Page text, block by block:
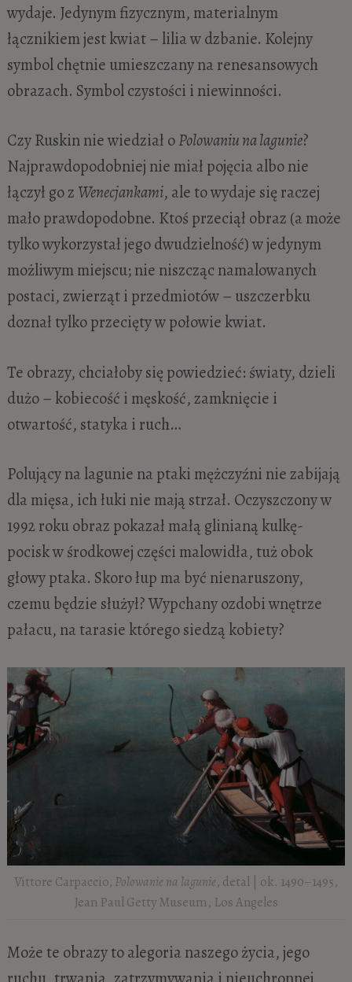
wydaje. Jedynym fizycznym, materialnym
łącznikiem jest kwiat – lilia w dzbanie. Kolejny
symbol chętnie umieszczany na renesansowych
obrazach. Symbol czystości i niewinności.
Czy Ruskin nie wiedział oPolowaniu na lagunie?
Najprawdopodobniej nie miał pojęcia albo nie
łączył go z Wenecjankami, ale to wydaje się raczej
mało prawdopodobne. Ktoś przeciął obraz (a może
tylko wykorzystał jego dwudzielność) w jedynym
możliwym miejscu; nie niszcząc namalowanych
postaci, zwierząt i przedmiotów – uszczerbku
doznał tylko przecięty w połowie kwiat.
Te obrazy, chciałoby się powiedzieć: światy, dzieli
dużo – kobiecość i męskość, zamknięcie i
otwartość, statyka i ruch…
Polujący na lagunie na ptaki mężczyźni nie zabijają
dla mięsa, ich łuki nie mają strzał. Oczyszczony w
1992 roku obraz pokazał małą glinianą kulkę-
pocisk w środkowej części malowidła, tuż obok
głowy ptaka. Skoro łup ma być nienaruszony,
czemu będzie służył? Wypchany ozdobi wnętrze
pałacu, na tarasie którego siedzą kobiety?
Vittore Carpaccio, Polowanie na lagunie, detal | ok. 1490–1495,
Jean Paul Getty Museum, Los Angeles
Może te obrazy to alegoria naszego życia, jego